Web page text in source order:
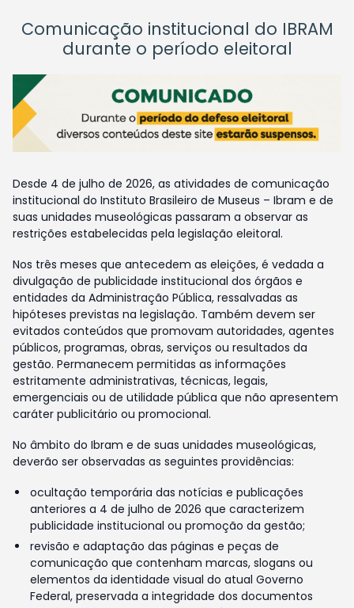
Comunicação institucional do IBRAM
durante o período eleitoral
Desde 4 de julho de 2026, as atividades de comunicação
institucional do Instituto Brasileiro de Museus – Ibram e de
suas unidades museológicas passaram a observar as
restrições estabelecidas pela legislação eleitoral.
Nos três meses que antecedem as eleições, é vedada a
divulgação de publicidade institucional dos órgãos e
entidades da Administração Pública, ressalvadas as
hipóteses previstas na legislação. Também devem ser
evitados conteúdos que promovam autoridades, agentes
públicos, programas, obras, serviços ou resultados da
gestão. Permanecem permitidas as informações
estritamente administrativas, técnicas, legais,
emergenciais ou de utilidade pública que não apresentem
caráter publicitário ou promocional.
No âmbito do Ibram e de suas unidades museológicas,
deverão ser observadas as seguintes providências:
ocultação temporária das notícias e publicações
anteriores a 4 de julho de 2026 que caracterizem
publicidade institucional ou promoção da gestão;
revisão e adaptação das páginas e peças de
comunicação que contenham marcas, slogans ou
elementos da identidade visual do atual Governo
Federal, preservada a integridade dos documentos